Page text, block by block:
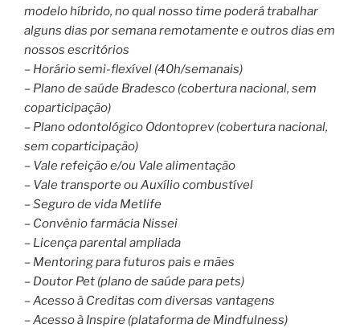
modelo híbrido, no qual nosso time poderá trabalhar
alguns dias por semana remotamente e outros dias em
nossos escritórios
– Horário semi-flexível (40h/semanais)
– Plano de saúde Bradesco (cobertura nacional, sem
coparticipação)
– Plano odontológico Odontoprev (cobertura nacional,
sem coparticipação)
– Vale refeição e/ou Vale alimentação
– Vale transporte ou Auxílio combustível
– Seguro de vida Metlife
– Convênio farmácia Nissei
– Licença parental ampliada
– Mentoring para futuros pais e mães
– Doutor Pet (plano de saúde para pets)
– Acesso à Creditas com diversas vantagens
– Acesso à Inspire (plataforma de Mindfulness)